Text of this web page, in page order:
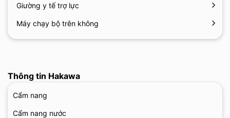
Giường y tế trợ lực
Máy chạy bộ trên không
Thông tin Hakawa
Cẩm nang
Cẩm nang nước